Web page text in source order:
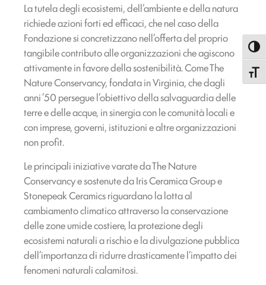
La tutela degli ecosistemi, dell’ambiente e della natura
richiede azioni forti ed efficaci, che nel caso della
Fondazione si concretizzano nell’offerta del proprio
tangibile contributo alle organizzazioni che agiscono
attivamente in favore della sostenibilità. Come The
Nature Conservancy, fondata in Virginia, che dagli
anni ’50 persegue l’obiettivo della salvaguardia delle
terre e delle acque, in sinergia con le comunità locali e
con imprese, governi, istituzioni e altre organizzazioni
non profit.
Le principali iniziative varate da The Nature
Conservancy e sostenute da Iris Ceramica Group e
Stonepeak Ceramics riguardano la lotta al
cambiamento climatico attraverso la conservazione
delle zone umide costiere, la protezione degli
ecosistemi naturali a rischio e la divulgazione pubblica
dell’importanza di ridurre drasticamente l’impatto dei
fenomeni naturali calamitosi.